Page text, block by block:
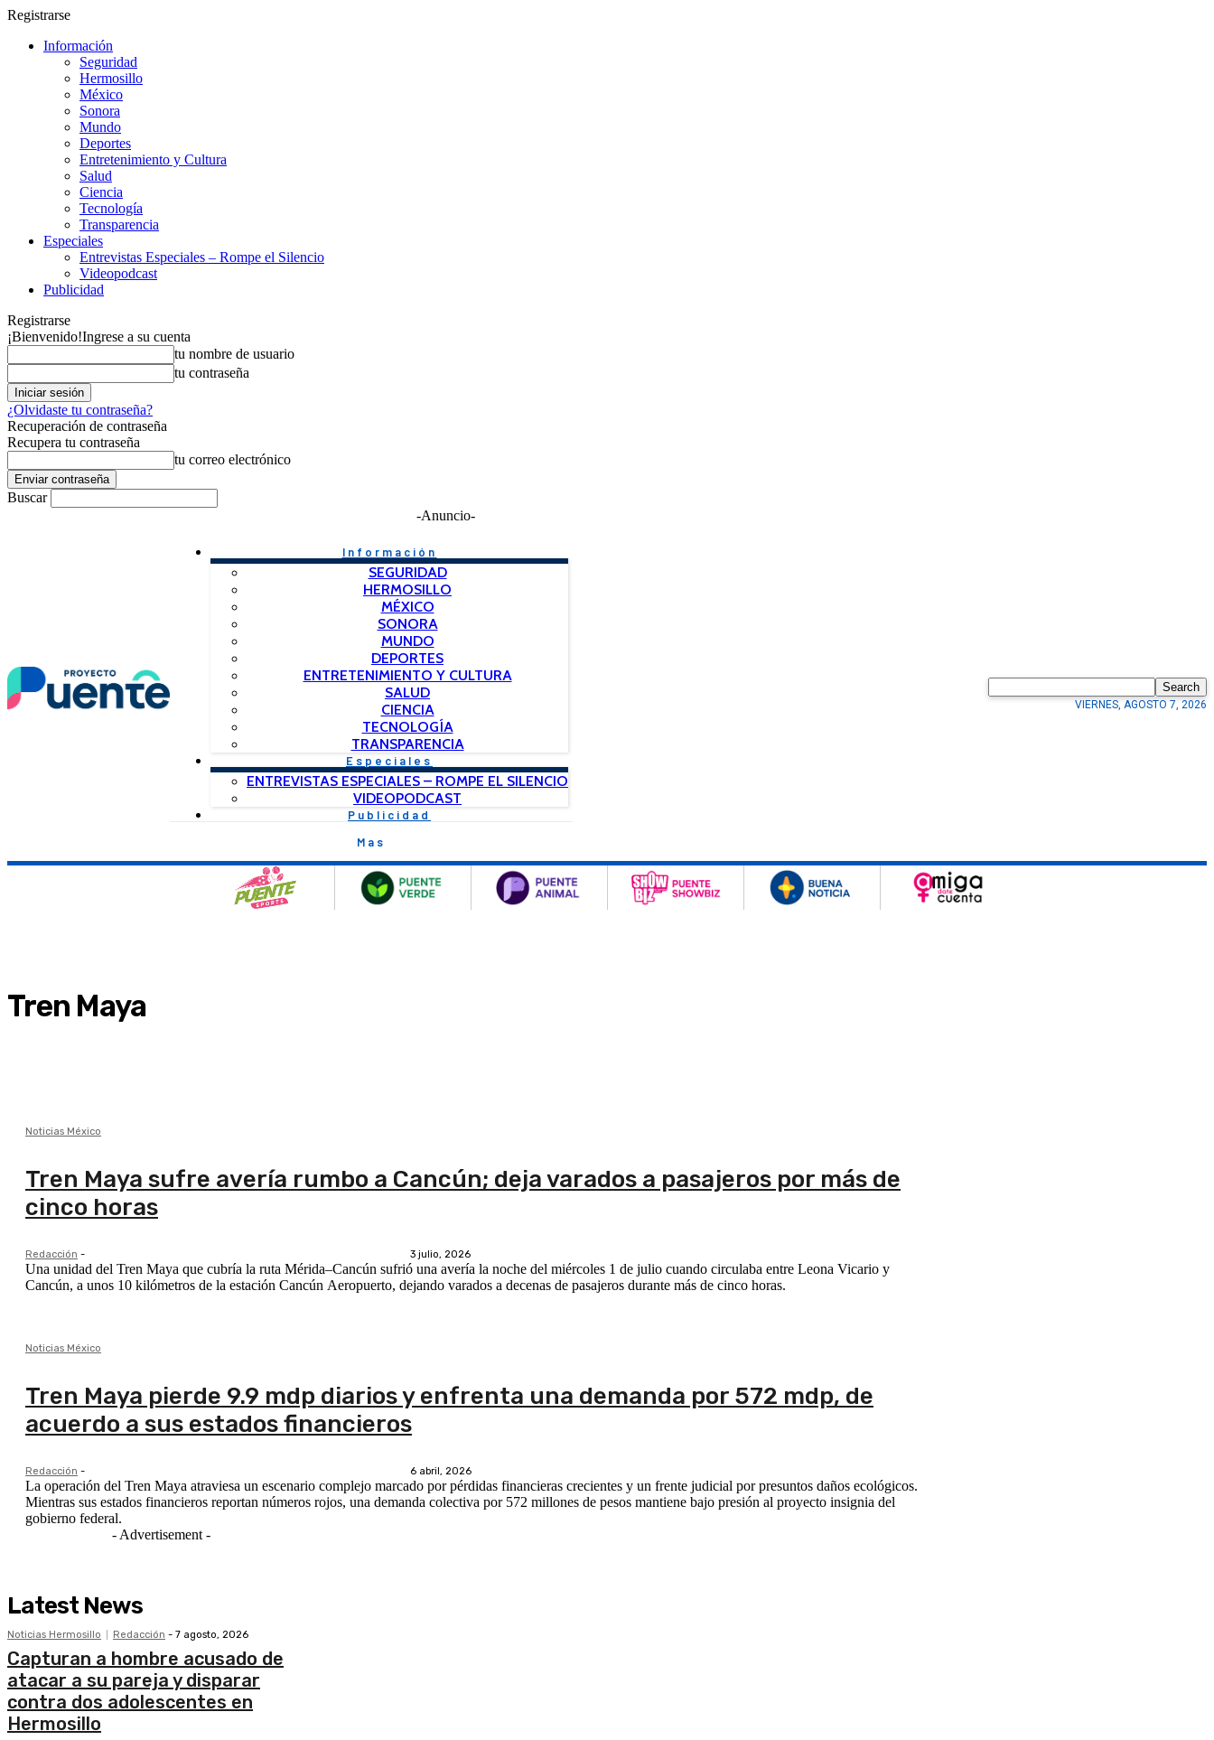
Registrarse
Información
Seguridad
Hermosillo
México
Sonora
Mundo
Deportes
Entretenimiento y Cultura
Salud
Ciencia
Tecnología
Transparencia
Especiales
Entrevistas Especiales – Rompe el Silencio
Videopodcast
Publicidad
Registrarse
¡Bienvenido!Ingrese a su cuenta
tu nombre de usuario
tu contraseña
¿Olvidaste tu contraseña?
Recuperación de contraseña
Recupera tu contraseña
tu correo electrónico
Buscar
-Anuncio-
Información
SEGURIDAD
HERMOSILLO
MÉXICO
SONORA
MUNDO
DEPORTES
ENTRETENIMIENTO Y CULTURA
SALUD
CIENCIA
TECNOLOGÍA
TRANSPARENCIA
Especiales
ENTREVISTAS ESPECIALES – ROMPE EL SILENCIO
VIDEOPODCAST
Publicidad
Mas
Search
VIERNES, AGOSTO 7, 2026
Tren Maya
Noticias México
Tren Maya sufre avería rumbo a Cancún; deja varados a pasajeros por más de
cinco horas
Redacción - 3 julio, 2026
Una unidad del Tren Maya que cubría la ruta Mérida–Cancún sufrió una avería la noche del miércoles 1 de julio cuando circulaba entre Leona Vicario y
Cancún, a unos 10 kilómetros de la estación Cancún Aeropuerto, dejando varados a decenas de pasajeros durante más de cinco horas.
Noticias México
Tren Maya pierde 9.9 mdp diarios y enfrenta una demanda por 572 mdp, de
acuerdo a sus estados financieros
Redacción - 6 abril, 2026
La operación del Tren Maya atraviesa un escenario complejo marcado por pérdidas financieras crecientes y un frente judicial por presuntos daños ecológicos.
Mientras sus estados financieros reportan números rojos, una demanda colectiva por 572 millones de pesos mantiene bajo presión al proyecto insignia del
gobierno federal.
- Advertisement -
Latest News
Noticias Hermosillo Redacción - 7 agosto, 2026
Capturan a hombre acusado de
atacar a su pareja y disparar
contra dos adolescentes en
Hermosillo